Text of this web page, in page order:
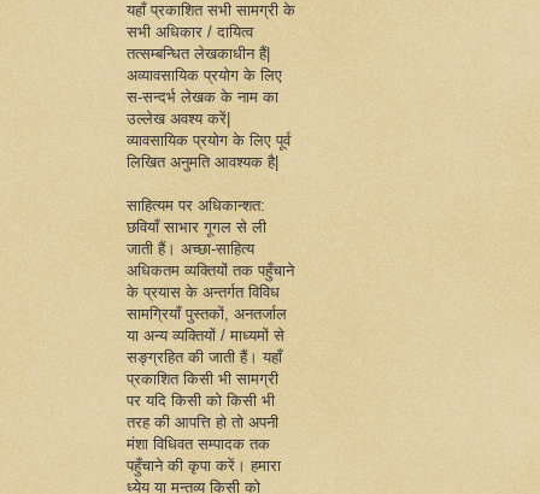
यहाँ प्रकाशित सभी सामग्री के
सभी अधिकार / दायित्व
तत्सम्बन्धित लेखकाधीन हैं|
अव्यावसायिक प्रयोग के लिए
स-सन्दर्भ लेखक के नाम का
उल्लेख अवश्य करें|
व्यावसायिक प्रयोग के लिए पूर्व
लिखित अनुमति आवश्यक है|
साहित्यम पर अधिकान्शत:
छवियाँ साभार गूगल से ली
जाती हैं। अच्छा-साहित्य
अधिकतम व्यक्तियों तक पहुँचाने
के प्रयास के अन्तर्गत विविध
सामग्रियाँ पुस्तकों, अनतर्जाल
या अन्य व्यक्तियों / माध्यमों से
सङ्ग्रहित की जाती हैं। यहाँ
प्रकाशित किसी भी सामग्री
पर यदि किसी को किसी भी
तरह की आपत्ति हो तो अपनी
मंशा विधिवत सम्पादक तक
पहुँचाने की कृपा करें। हमारा
ध्येय या मन्तव्य किसी को